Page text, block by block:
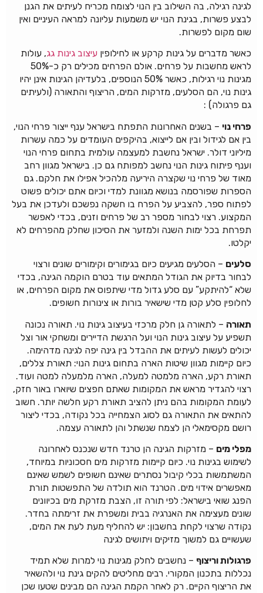
לגינה רגילה, בה השילוב בין הנוי לצומח מכריח לעיתים את הגנן
לבצע פשרות, בגינת הנוי יש משמעות עליונה למראה העיניים ואין
שום מקום לפשרות.
כאשר מדברים על גינות קרקע או לחילופין עיצוב גינות גג, עולות
לראש מחשבות על פרחים. אולם הפרחים מכילים רק כ-50%
מגינות נוי רגילות, כאשר 50% הנוספים, בלעדיהן הגינות אינן יהיו
גינות נוי, הם הסלעים, מזרקות המים, הריצוף והתאורה (ולעיתים
גם פרגולה) :
פרחי נוי – בשנים האחרונות התפתח בישראל ענף ייצור פרחי הנוי,
בין אם לגידול ובין אם לייצוא, בהיקפים העומדים על כמה עשרות
מיליוני דולר. ישראל נחשבת למעצמה עולמית בתחום פרחי הנוי
וענף פיתוח גינות הנוי נחשב למפותח גם כן. בישראל מגוון רחב
מאוד של פרחי נוי שקצרה היריעה מלהכיל אפילו את חלקם. גם
הספרות שפורסמה בנושא מגוונת למדי וכיום אתם יכולים פשוט
לפתוח ספר, להצביע על הפרח בו חשקה נפשכם ולעדכן את בעל
המקצוע. רצוי לבחור מספר רב של פרחים וזנים, בכדי לאפשר
תפרחת בכל ימות השנה ולמזער את הסיכון שחלק מהפרחים לא
יקלטו.
סלעים – הסלעים מגיעים כיום בגימורים וקימורים שונים ורצוי
לבחור בדיוק את הגודל המתאים עוד בטרם הוקמה הגינה, בכדי
שלא “להיתקע” עם סלע גדול מדי שיתפוס את מקום הפרחים, או
לחלופין סלע קטן מדי שישאיר בורות או צינורות חשופים.
תאורה – לתאורה גן חלק מרכזי בעיצוב גינות נוי. תאורה נכונה
תשפיע על עיצוב גינות הנוי ועל הרגשת הדיירים ומשחקי אור וצל
יכולים לעשות לעיתים את ההבדל בין גינה יפה לגינה מדהימה.
כיום קיימות מגוון שיטות הארה בתחום גינות הנוי: תאורת צללים,
תאורת רקע, הארה מלמטה למעלה, הארה מלמעלה למטה ועוד.
רצוי להגדיר מראש את המקומות שאתם חפצים שיוארו באור חזק,
לעומת המקומות בהם ניתן להציב תאורת רקע חלשה יותר. חשוב
להתאים את התאורה גם לסוג הצמחייה בכל נקודה, בכדי ליצור
רושם מקסימאלי הן לצמח שנשתל והן לתאורה עצמה.
מפלי מים – מזרקות הגינה הן טרנד חדש שנכנס לאחרונה
לשימוש בגינות נוי. כיום קיימות מזרקות מים חסכוניות במיוחד,
המשתמשות בכלי קיבול נסתרים שאינם חשופים לשמש שאינם
מאפשרים אידוי מים. הטרנד הוא תולדה של התפשטות תורת
הפנג שואי בישראל: לפי תורה זו, הצבת מזרקת מים בכיוונים
שונים מעצימה את האנרגיה בבית ומשפרת את זרימתה בחדר.
נקודה שרצוי לקחת בחשבון: יש להחליף מעת לעת את המים,
שעשויים גם למשוך מזיקים ויתושים לגינה
פרגולות וריצוף – נחשבים לחלק מגינות נוי למרות שלא תמיד
נכללות בתכנון המקורי. רבים מחליטים להקים גינת נוי ולהשאיר
את הריצוף הקיים. רק לאחר הקמת הגינה הם מבינים שטעו שכן